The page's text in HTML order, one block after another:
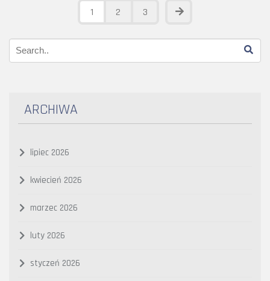
1 2 3
ARCHIWA
lipiec 2026
kwiecień 2026
marzec 2026
luty 2026
styczeń 2026